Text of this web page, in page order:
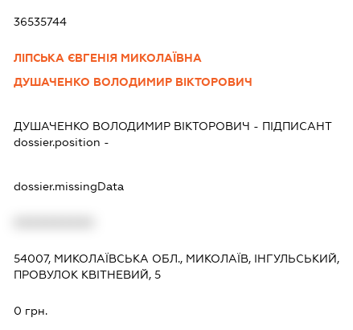
36535744
ЛІПСЬКА ЄВГЕНІЯ МИКОЛАЇВНА
ДУШАЧЕНКО ВОЛОДИМИР ВІКТОРОВИЧ
ДУШАЧЕНКО ВОЛОДИМИР ВІКТОРОВИЧ - ПІДПИСАНТ
dossier.position -
dossier.missingData
54007, МИКОЛАЇВСЬКА ОБЛ., МИКОЛАЇВ, ІНГУЛЬСЬКИЙ,
ПРОВУЛОК КВІТНЕВИЙ, 5
0 грн.